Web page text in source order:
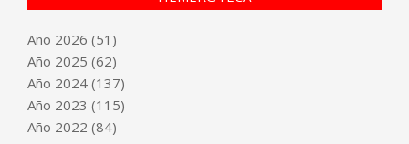
Año 2026 (51)
Año 2025 (62)
Año 2024 (137)
Año 2023 (115)
Año 2022 (84)